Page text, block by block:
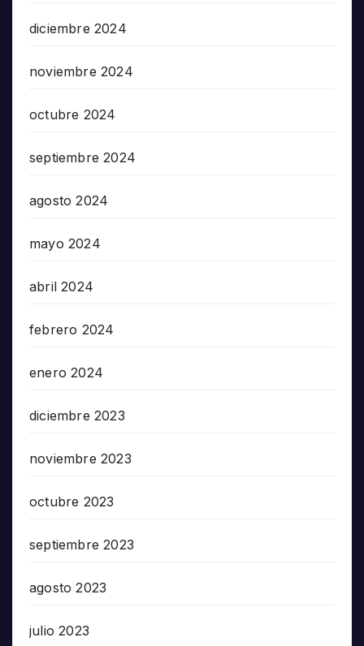
diciembre 2024
noviembre 2024
octubre 2024
septiembre 2024
agosto 2024
mayo 2024
abril 2024
febrero 2024
enero 2024
diciembre 2023
noviembre 2023
octubre 2023
septiembre 2023
agosto 2023
julio 2023